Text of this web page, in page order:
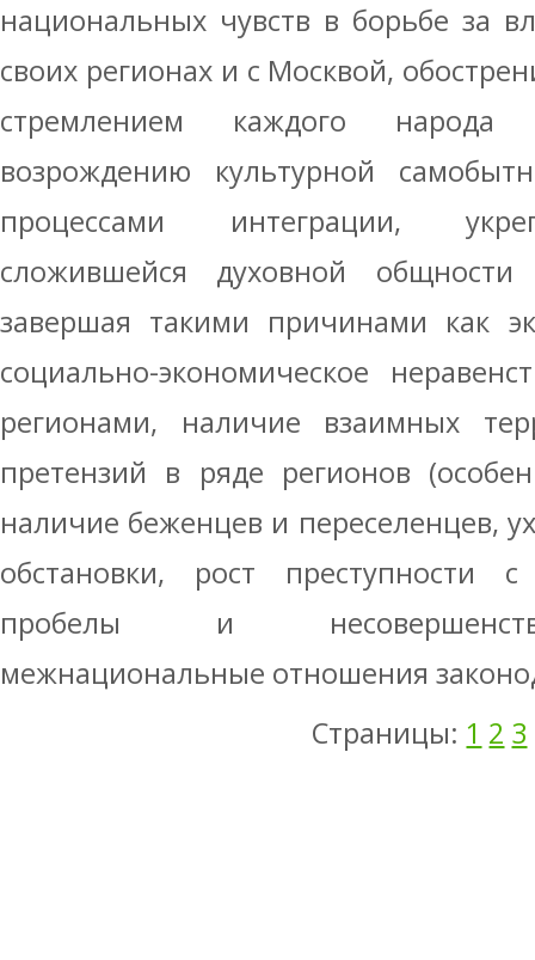
национальных чувств в борьбе за
своих регионах и с Москвой,
стремлением каждого народа
возрождению культурной
процессами интеграции,
сложившейся духовной
завершая такими причинами как
социально-экономическое
регионами, наличие взаимных
претензий в ряде регионов
наличие беженцев и переселенцев,
обстановки, рост преступности
пробелы и
межнациональные отношения
Страницы: 1 2 3